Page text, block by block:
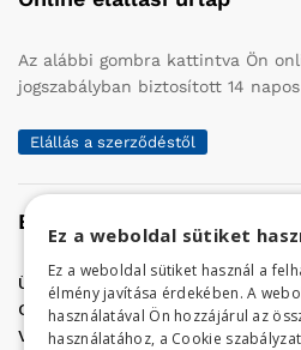
Az alábbi gombra kattintva Ön
jogszabályban biztosított 14
Elállás a szerződéstől
Elérhetőség
Üzletünk címe:
Szolnok, Vércse út
Golf Center Áruház:06 (56) 423-
VÁR-Kert Áruház: 06 (56) 429-771
Ez a weboldal sütiket
Ez a weboldal sütiket használ a
élmény javítása érdekében. A
használatával Ön hozzájárul az
használatához, a Cookie